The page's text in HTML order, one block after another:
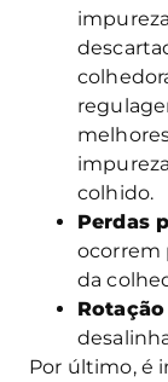
colhido.
Perdas
ocorrem
da
Por último, é